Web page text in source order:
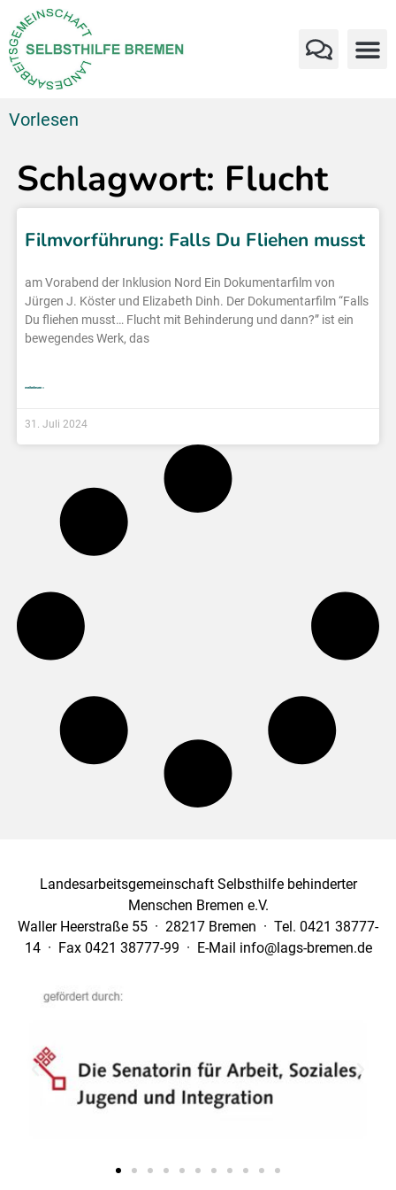
Vorlesen
Schlagwort: Flucht
Filmvorführung: Falls Du Fliehen musst
am Vorabend der Inklusion Nord Ein Dokumentarfilm von
Jürgen J. Köster und Elizabeth Dinh. Der Dokumentarfilm “Falls
Du fliehen musst… Flucht mit Behinderung und dann?” ist ein
bewegendes Werk, das
weiterlesen »
31. Juli 2024
Landesarbeitsgemeinschaft Selbsthilfe behinderter
Menschen Bremen e.V.
Waller Heerstraße 55 · 28217 Bremen · Tel. 0421 38777-
14 · Fax 0421 38777-99 · E-Mail info@lags-bremen.de